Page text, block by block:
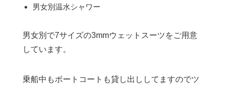
男女別温水シャワー
男女別で7サイズの3mmウェットスーツをご用意
しています。
乗船中もボートコートも貸し出ししてますのでツ